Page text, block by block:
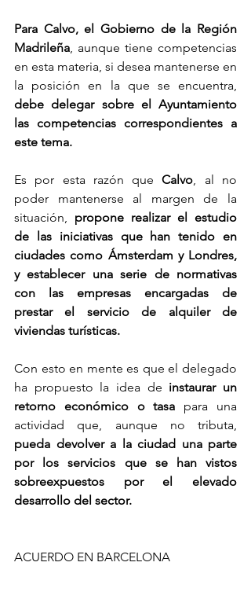
Para Calvo, el Gobierno de la Región
Madrileña, aunque tiene competencias
en esta materia, si desea mantenerse en
debe delegar sobre el Ayuntamiento
las competencias correspondientes a
este tema.
Es por esta razón que Calvo, al no
poder mantenerse al margen de la
situación, propone realizar el estudio
de las iniciativas que han tenido en
ciudades como Ámsterdam y Londres,
y establecer una serie de normativas
con las empresas encargadas de
prestar el servicio de alquiler de
viviendas turísticas.
Con esto en mente es que el delegado
ha propuesto la idea de instaurar un
retorno económico o tasa para una
pueda devolver a la ciudad una parte
por los servicios que se han vistos
sobreexpuestos por el elevado
desarrollo del sector.
ACUERDO EN BARCELONA